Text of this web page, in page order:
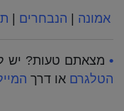
אמונה הנבחרים
• מצאתם טעות? יש
הטלגרם או דרך